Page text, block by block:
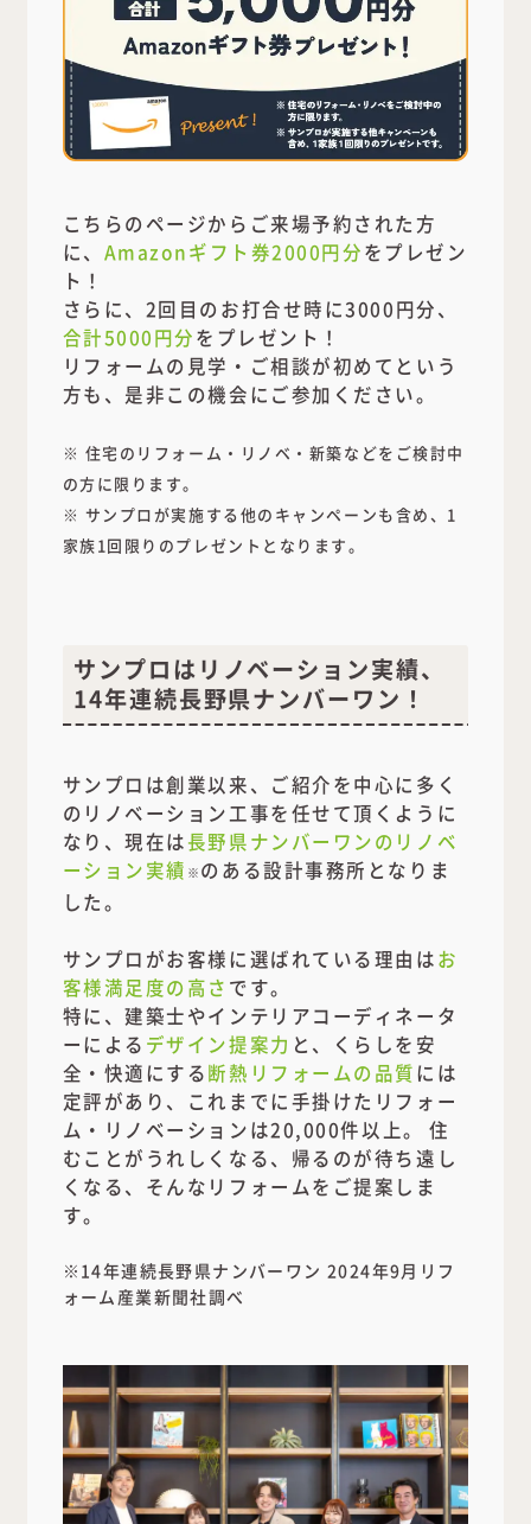
こちらのページからご来場予約された方
に、 Amazonギフト券2000円分をプレゼン
ト！
さらに、2回目のお打合せ時に3000円分、
合計5000円分をプレゼント！
リフォームの見学・ご相談が初めてという
方も、是非この機会にご参加ください。
※ 住宅のリフォーム・リノベ・新築などをご検討中
の方に限ります。
※ サンプロが実施する他のキャンペーンも含め、1
家族1回限りのプレゼントとなります。
サンプロはリノベーション実績、
14年連続長野県ナンバーワン！
サンプロは創業以来、ご紹介を中心に多く
のリノベーション工事を任せて頂くように
なり、現在は長野県ナンバーワンのリノベ
ーション実績 ※ のある設計事務所となりま
した。
サンプロがお客様に選ばれている理由はお
客様満足度の高さ です。
特に、建築士やインテリアコーディネータ
ーによる デザイン提案力 と、くらしを安
全・快適にする断熱リフォームの品質には
定評があり、これまでに手掛けたリフォー
ム・リノベーションは20,000件以上。 住
むことがうれしくなる、帰るのが待ち遠し
くなる、そんなリフォームをご提案しま
す。
※14年連続長野県ナンバーワン 2024年9月リフ
ォーム産業新聞社調べ